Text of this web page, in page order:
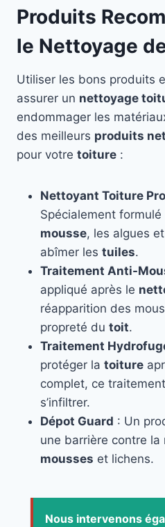
Produits
le Nettoyage
Utiliser les bons produits
assurer un nettoyage
endommager les
des meilleurs produits
pour votre toiture :
Nettoyant Toiture
Spécialement
mousse, les algues
abîmer les tuiles.
Traitement Anti-
appliqué après le
réapparition des
propreté du toit.
Traitement
protéger la toiture
complet, ce
s’infiltrer.
Dépot Guard : Un
une barrière contre la
mousses et lichens.
Nous intervenons